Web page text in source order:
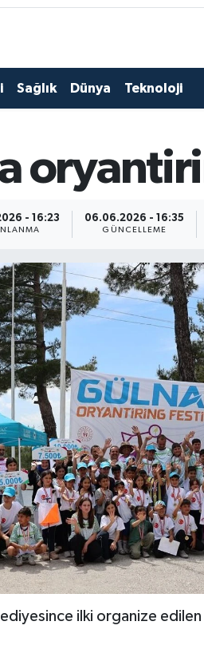
Sağlık Dünya Teknoloji
- 16:23 06.06.2026 - 16:35
GÜNCELLEME
ilki organize edilen